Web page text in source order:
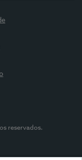
reservados.